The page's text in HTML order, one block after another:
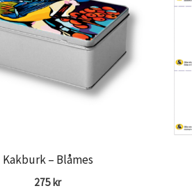
Kakburk – Blåmes
275kr